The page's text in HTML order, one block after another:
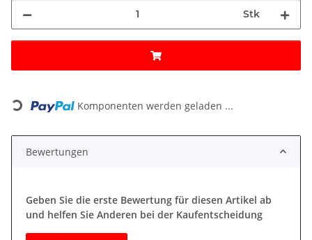
Stk
Loading... Komponenten werden geladen ...
Bewertungen
Geben Sie die erste Bewertung für diesen Artikel ab
und helfen Sie Anderen bei der Kaufentscheidung